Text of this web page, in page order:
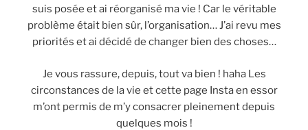
suis posée et ai réorganisé ma vie ! Car le véritable
problème était bien sûr, l’organisation… J’ai revu mes
priorités et ai décidé de changer bien des choses…
Je vous rassure, depuis, tout va bien ! haha Les
circonstances de la vie et cette page Insta en essor
m’ont permis de m’y consacrer pleinement depuis
quelques mois !